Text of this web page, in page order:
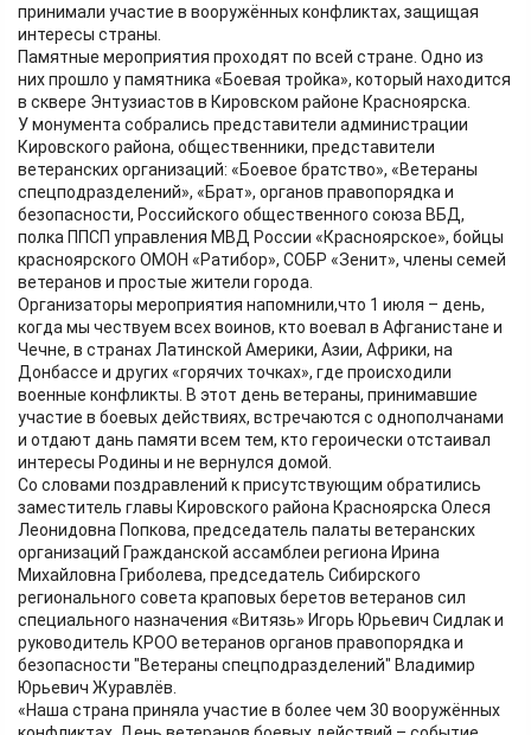
принимали участие в вооружённых конфликтах, защищая
интересы страны.
Памятные мероприятия проходят по всей стране. Одно из
них прошло у памятника «Боевая тройка», который находится
в сквере Энтузиастов в Кировском районе Красноярска.
У монумента собрались представители администрации
Кировского района, общественники, представители
ветеранских организаций: «Боевое братство», «Ветераны
спецподразделений», «Брат», органов правопорядка и
безопасности, Российского общественного союза ВБД,
полка ППСП управления МВД России «Красноярское», бойцы
красноярского ОМОН «Ратибор», СОБР «Зенит», члены семей
ветеранов и простые жители города.
Организаторы мероприятия напомнили,что 1 июля – день,
когда мы чествуем всех воинов, кто воевал в Афганистане и
Чечне, в странах Латинской Америки, Азии, Африки, на
Донбассе и других «горячих точках», где происходили
военные конфликты. В этот день ветераны, принимавшие
участие в боевых действиях, встречаются с однополчанами
и отдают дань памяти всем тем, кто героически отстаивал
интересы Родины и не вернулся домой.
Со словами поздравлений к присутствующим обратились
заместитель главы Кировского района Красноярска Олеся
Леонидовна Попкова, председатель палаты ветеранских
организаций Гражданской ассамблеи региона Ирина
Михайловна Гриболева, председатель Сибирского
регионального совета краповых беретов ветеранов сил
специального назначения «Витязь» Игорь Юрьевич Сидлак и
руководитель КРОО ветеранов органов правопорядка и
безопасности "Ветераны спецподразделений" Владимир
Юрьевич Журавлёв.
«Наша страна приняла участие в более чем 30 вооружённых